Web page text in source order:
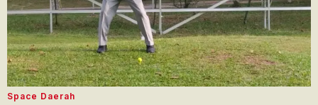
Space Daerah